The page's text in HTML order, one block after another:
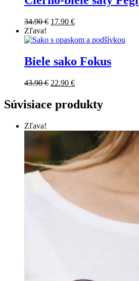
34.90€ Original
was:
17.90 €Current
is:
Zľava!
Biele sako Fokus
43.90€ Original
43.90 €.
22.90 €Current
is:
22.90 €.
Súvisiace produkty
Zľava!